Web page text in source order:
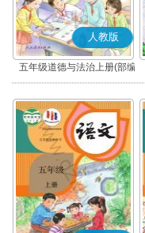
人教版
五年级道德与法治上册(部编
版)